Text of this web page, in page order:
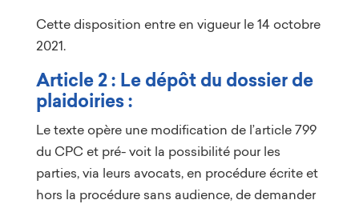
Cette disposition entre en vigueur le 14 octobre
2021.
Article 2 : Le dépôt du dossier de
plaidoiries :
Le texte opère une modification de l’article 799
du CPC et pré- voit la possibilité pour les
parties, via leurs avocats, en procédure écrite et
hors la procédure sans audience, de demander